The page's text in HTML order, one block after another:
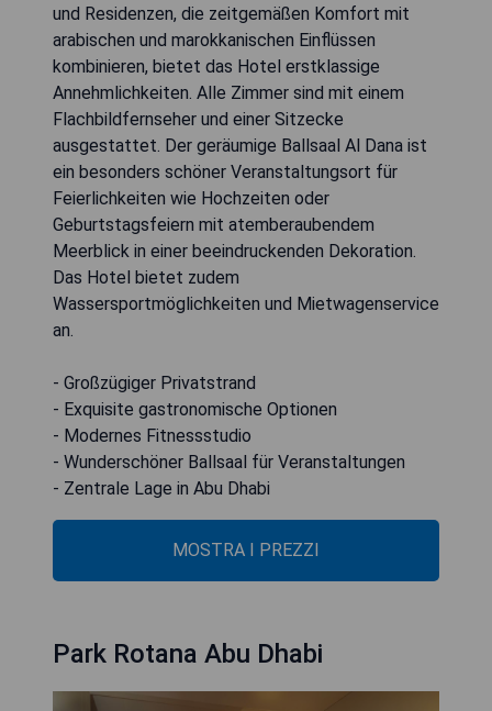
und Residenzen, die zeitgemäßen Komfort mit
arabischen und marokkanischen Einflüssen
kombinieren, bietet das Hotel erstklassige
Annehmlichkeiten. Alle Zimmer sind mit einem
Flachbildfernseher und einer Sitzecke
ausgestattet. Der geräumige Ballsaal Al Dana ist
ein besonders schöner Veranstaltungsort für
Feierlichkeiten wie Hochzeiten oder
Geburtstagsfeiern mit atemberaubendem
Meerblick in einer beeindruckenden Dekoration.
Das Hotel bietet zudem
Wassersportmöglichkeiten und Mietwagenservice
an.
- Großzügiger Privatstrand
- Exquisite gastronomische Optionen
- Modernes Fitnessstudio
- Wunderschöner Ballsaal für Veranstaltungen
- Zentrale Lage in Abu Dhabi
MOSTRA I PREZZI
Park Rotana Abu Dhabi